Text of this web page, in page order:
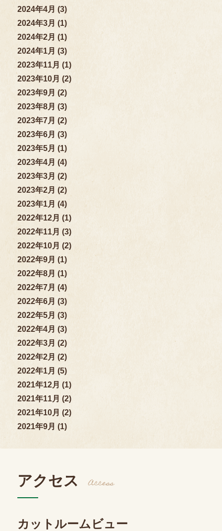
2024年4月 (3)
2024年3月 (1)
2024年2月 (1)
2024年1月 (3)
2023年11月 (1)
2023年10月 (2)
2023年9月 (2)
2023年8月 (3)
2023年7月 (2)
2023年6月 (3)
2023年5月 (1)
2023年4月 (4)
2023年3月 (2)
2023年2月 (2)
2023年1月 (4)
2022年12月 (1)
2022年11月 (3)
2022年10月 (2)
2022年9月 (1)
2022年8月 (1)
2022年7月 (4)
2022年6月 (3)
2022年5月 (3)
2022年4月 (3)
2022年3月 (2)
2022年2月 (2)
2022年1月 (5)
2021年12月 (1)
2021年11月 (2)
2021年10月 (2)
2021年9月 (1)
アクセス Access
カットルームビュー